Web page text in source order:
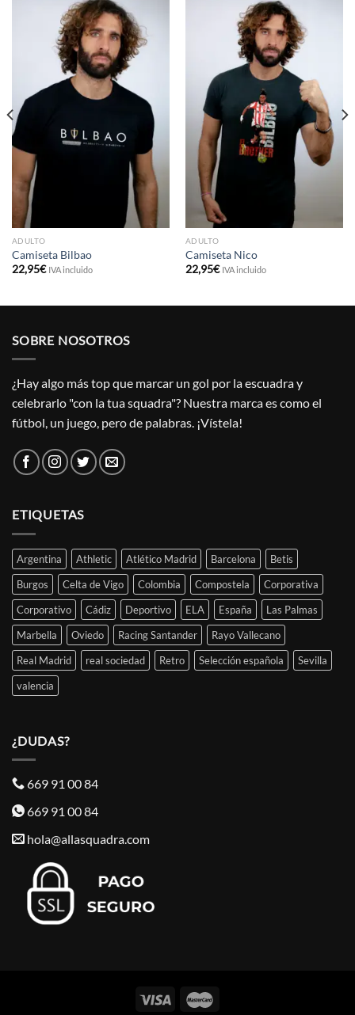
ADULTO
Camiseta Bilbao
22,95€ IVA incluido
ADULTO
Camiseta Nico
22,95€ IVA incluido
SOBRE NOSOTROS
¿Hay algo más top que marcar un gol por la escuadra y
celebrarlo "con la tua squadra"? Nuestra marca es como el
fútbol, un juego, pero de palabras. ¡Vístela!
ETIQUETAS
Argentina Athletic Atlético Madrid Barcelona
Betis
Burgos
Celta de Vigo Colombia Compostela
Corporativa
Corporativo
Cádiz Deportivo ELA España
Las Palmas
Marbella
Oviedo Racing Santander
Rayo Vallecano
Real Madrid
real sociedad Retro Selección española
Sevilla
valencia
¿DUDAS?
669 91 00 84
669 91 00 84
hola@allasquadra.com